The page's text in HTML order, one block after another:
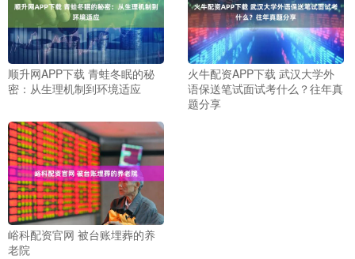
顺升网APP下载 青蛙冬眠的秘
密：从生理机制到环境适应
火牛配资APP下载 武汉大学外
语保送笔试面试考什么？往年真
题分享
峪科配资官网 被台账埋葬的养
老院